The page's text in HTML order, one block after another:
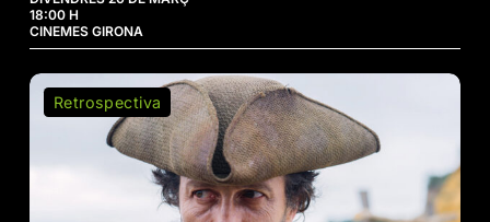
18:00 H
CINEMES GIRONA
Zama
Retrospectiva